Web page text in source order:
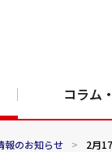
コラム
報のお知らせ > 2月